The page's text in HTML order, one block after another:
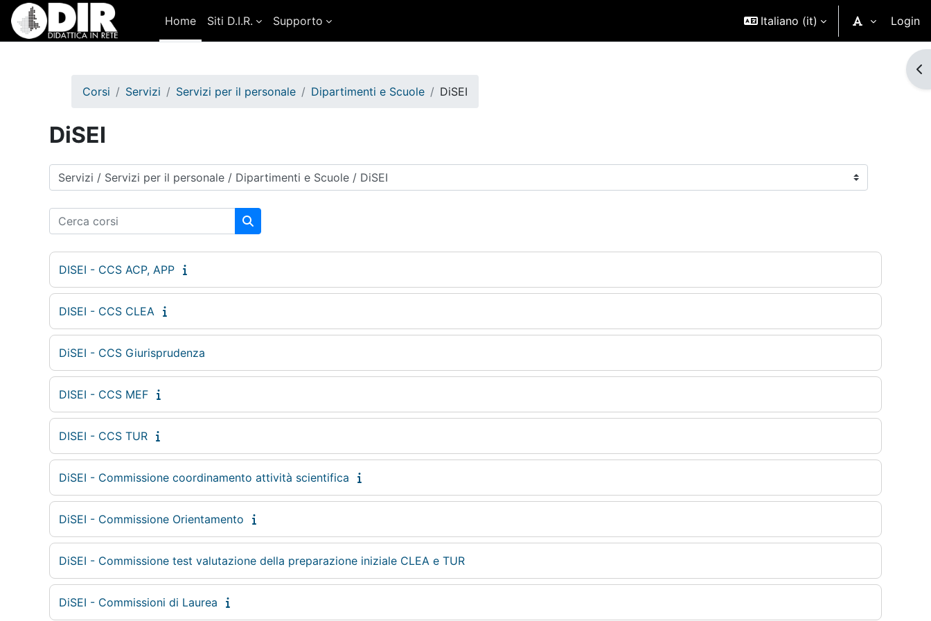
Vai al contenuto principale
Home
Siti D.I.R. Supporto Italiano ‎(it)‎ Login
Corsi
Servizi Servizi per il personale Dipartimenti e Scuole DiSEI
DiSEI
Categorie di corso
Cerca corsi
Cerca corsi
DISEI - CCS ACP, APP
DISEI - CCS CLEA
DiSEI - CCS Giurisprudenza
DISEI - CCS MEF
DISEI - CCS TUR
DiSEI - Commissione coordinamento attività scientifica
DiSEI - Commissione Orientamento
DiSEI - Commissione test valutazione della preparazione iniziale CLEA e TUR
DiSEI - Commissioni di Laurea